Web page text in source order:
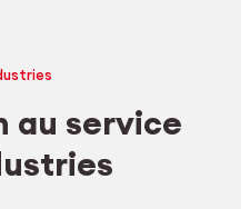
au service